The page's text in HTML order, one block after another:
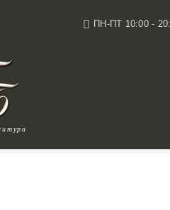
ПН-ПТ 10:00 -